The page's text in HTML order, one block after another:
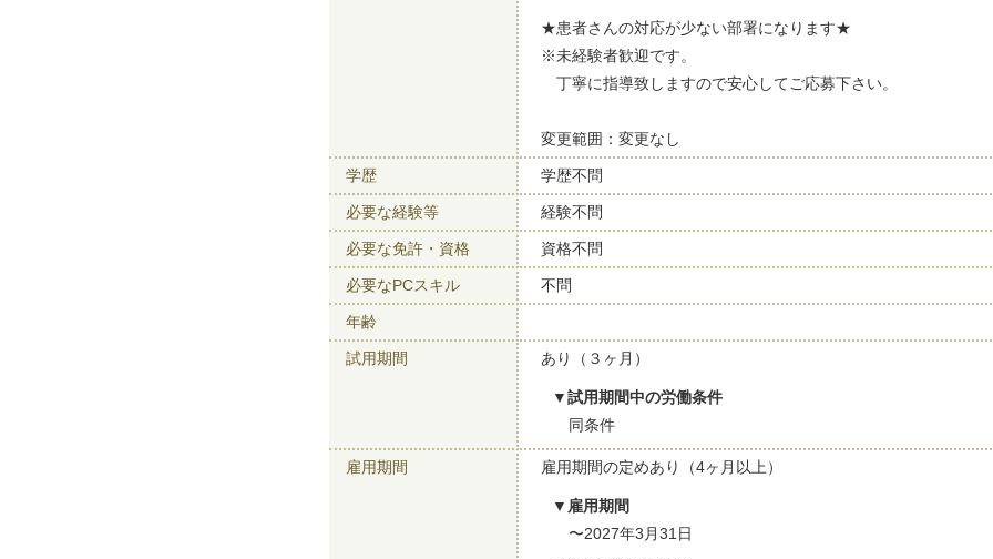
★患者さんの対応が少ない部署になります★
※未経験者歓迎です。
丁寧に指導致しますので安心してご応募下さい。
変更範囲：変更なし
学歴 学歴不問
必要な経験等 経験不問
必要な免許・資格 資格不問
必要なPCスキル 不問
年齢
試用期間 あり（３ヶ月）
試用期間中の労働条件
同条件
雇用期間 雇用期間の定めあり（4ヶ月以上）
雇用期間
〜2027年3月31日